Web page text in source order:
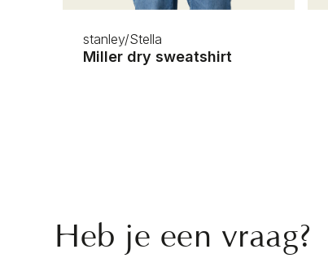
stanley/Stella
Miller dry sweatshirt
Heb je een vraag?